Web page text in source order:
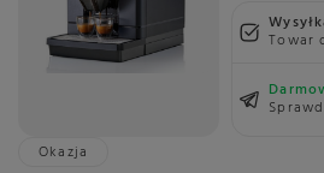
Towar
Okazja